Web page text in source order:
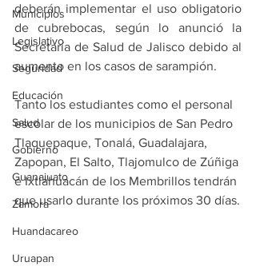
Municipios
Legislativo
Seguridad
Educación
Salud
Gobierno
Guanajuato
Zamora
Huandacareo
Uruapan
deberán implementar el uso obligatorio
de cubrebocas, según lo anunció la
Secretaría de Salud de Jalisco debido al
aumento en los casos de sarampión.
Tanto los estudiantes como el personal
escolar de los municipios de San Pedro
Tlaquepaque, Tonalá, Guadalajara,
Zapopan, El Salto, Tlajomulco de Zúñiga
e Ixtlahuacán de los Membrillos tendrán
que usarlo durante los próximos 30 días.